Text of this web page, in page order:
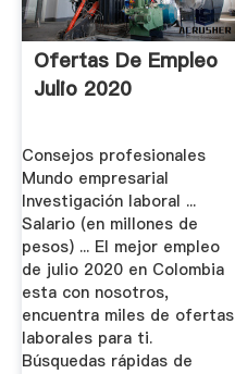
Ofertas De Empleo
Julio 2020
Consejos profesionales
Mundo empresarial
Investigación laboral ...
Salario (en millones de
pesos) ... El mejor empleo
de julio 2020 en Colombia
esta con nosotros,
encuentra miles de ofertas
laborales para ti.
Búsquedas rápidas de